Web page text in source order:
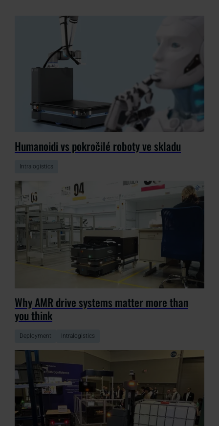
Humanoidi vs pokročilé roboty ve skladu
Intralogistics
Why AMR drive systems matter more than
you think
Deployment Intralogistics